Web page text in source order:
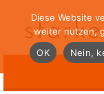
Diese Website
weiter nutzen,
OK
Nein,